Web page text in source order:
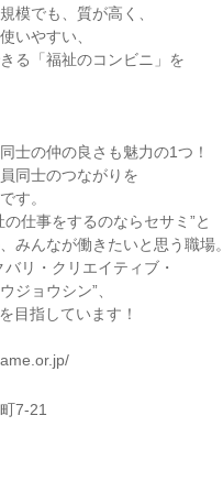
模でも、質が高く、
いやすい、
る「福祉のコンビニ」を
士の仲の良さも魅力の1つ！
同士のつながりを
す。
の仕事をするのならセサミ”と
みんなが働きたいと思う職場。
リ・クリエイティブ・
ジョウシン”、
目指しています！
7-21